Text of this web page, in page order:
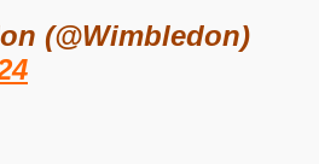
(@Wimbledon)